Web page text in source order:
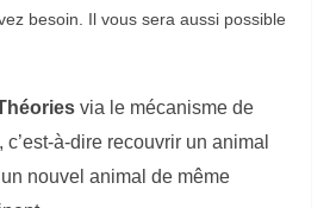
besoin. Il vous sera aussi possible
via le mécanisme de
c’est-à-dire recouvrir un animal
nouvel animal de même